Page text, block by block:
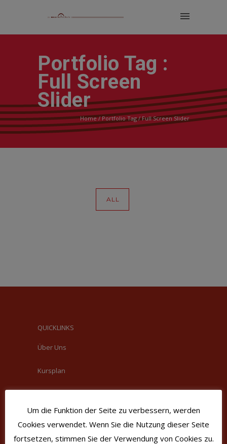
Portfolio Tag :
Full Screen
Slider
Home/ Portfolio Tag /Full Screen Slider
ALL
QUICKLINKS
Über Uns
Kursplan
Um die Funktion der Seite zu verbessern, werden
Cookies verwendet. Wenn Sie die Nutzung dieser Seite
fortsetzen, stimmen Sie der Verwendung von Cookies zu.